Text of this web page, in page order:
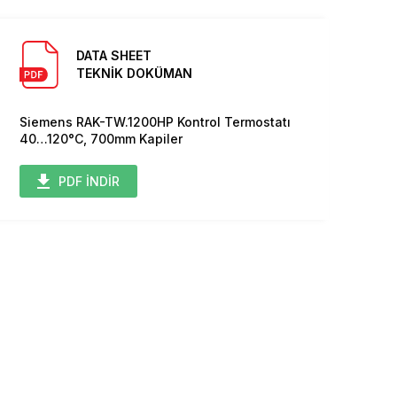
DATA SHEET
TEKNİK DOKÜMAN
Siemens RAK-TW.1200HP Kontrol Termostatı
40…120°C, 700mm Kapiler
PDF İNDİR